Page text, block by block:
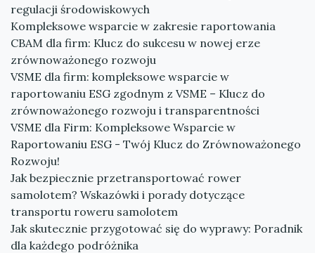
regulacji środowiskowych
Kompleksowe wsparcie w zakresie raportowania
CBAM dla firm: Klucz do sukcesu w nowej erze
zrównoważonego rozwoju
VSME dla firm: kompleksowe wsparcie w
raportowaniu ESG zgodnym z VSME – Klucz do
zrównoważonego rozwoju i transparentności
VSME dla Firm: Kompleksowe Wsparcie w
Raportowaniu ESG - Twój Klucz do Zrównoważonego
Rozwoju!
Jak bezpiecznie przetransportować rower
samolotem? Wskazówki i porady dotyczące
transportu roweru samolotem
Jak skutecznie przygotować się do wyprawy: Poradnik
dla każdego podróżnika